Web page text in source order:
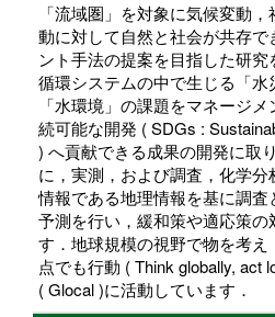
「流域圏」を対象に気候変動
動に対して自然と社会が共存で
ント手法の提案を目指した研
循環システムの中で生じる「水
「水環境」の課題をマネージ
続可能な開発 ( SDGs :
) へ貢献できる成果の開発に取
に，実測，および調査，化学
情報である地理情報を基に調
予測を行い，緩和策や適応策の
す．地球規模の視野で物を考え
点でも行動 ( Think globally, act
( Glocal )に活動しています．